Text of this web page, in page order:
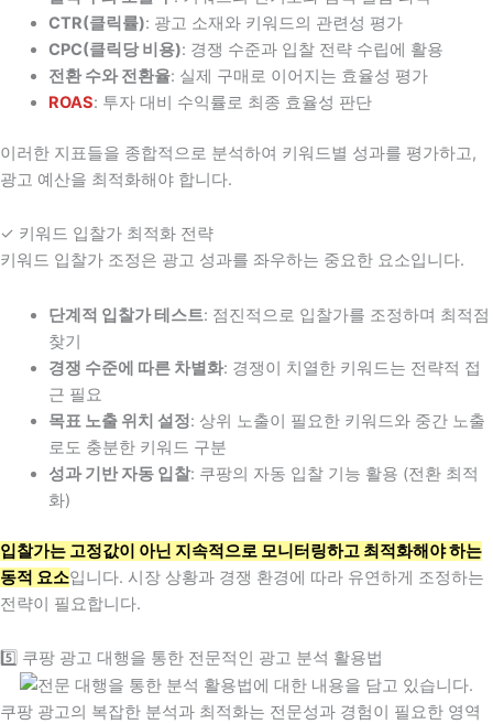
CTR(클릭률): 광고 소재와 키워드의 관련성 평가
CPC(클릭당 비용): 경쟁 수준과 입찰 전략 수립에 활용
전환 수와 전환율: 실제 구매로 이어지는 효율성 평가
ROAS: 투자 대비 수익률로 최종 효율성 판단
이러한 지표들을 종합적으로 분석하여 키워드별 성과를 평가하고,
광고 예산을 최적화해야 합니다.
✓ 키워드 입찰가 최적화 전략
키워드 입찰가 조정은 광고 성과를 좌우하는 중요한 요소입니다.
단계적 입찰가 테스트: 점진적으로 입찰가를 조정하며 최적점
찾기
경쟁 수준에 따른 차별화: 경쟁이 치열한 키워드는 전략적 접
근 필요
목표 노출 위치 설정: 상위 노출이 필요한 키워드와 중간 노출
로도 충분한 키워드 구분
성과 기반 자동 입찰: 쿠팡의 자동 입찰 기능 활용 (전환 최적
화)
입찰가는 고정값이 아닌 지속적으로 모니터링하고 최적화해야 하는
동적 요소입니다. 시장 상황과 경쟁 환경에 따라 유연하게 조정하는
전략이 필요합니다.
5️⃣ 쿠팡 광고 대행을 통한 전문적인 광고 분석 활용법
쿠팡 광고의 복잡한 분석과 최적화는 전문성과 경험이 필요한 영역